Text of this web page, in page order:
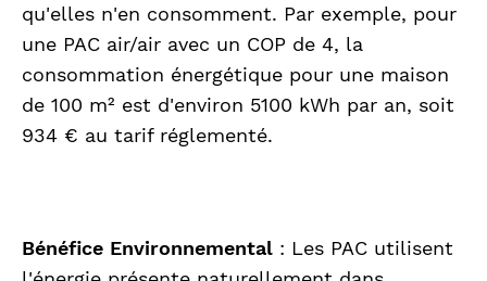
qu'elles n'en consomment. Par exemple, pour
une PAC air/air avec un COP de 4, la
consommation énergétique pour une maison
de 100 m² est d'environ 5100 kWh par an, soit
934 € au tarif réglementé.
Bénéfice Environnemental : Les PAC utilisent